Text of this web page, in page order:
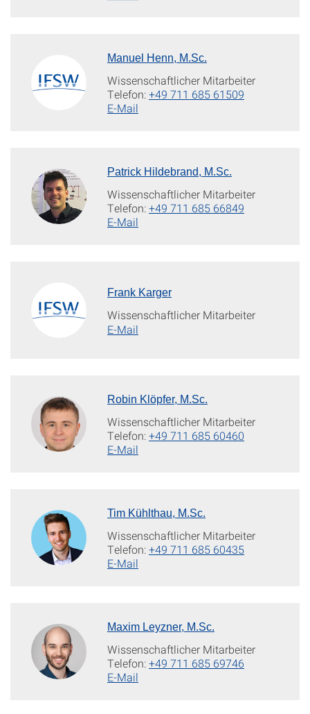
Manuel Henn, M.Sc.
Wissenschaftlicher Mitarbeiter
Telefon:+49 711 685 61509
E-Mail
Patrick Hildebrand, M.Sc.
Wissenschaftlicher Mitarbeiter
Telefon:+49 711 685 66849
E-Mail
Frank Karger
Wissenschaftlicher Mitarbeiter
E-Mail
Robin Klöpfer, M.Sc.
Wissenschaftlicher Mitarbeiter
Telefon:+49 711 685 60460
E-Mail
Tim Kühlthau, M.Sc.
Wissenschaftlicher Mitarbeiter
Telefon:+49 711 685 60435
E-Mail
Maxim Leyzner, M.Sc.
Wissenschaftlicher Mitarbeiter
Telefon:+49 711 685 69746
E-Mail